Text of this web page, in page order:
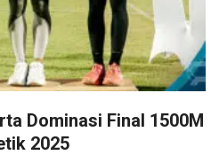
Dominasi Final 1500M
2025